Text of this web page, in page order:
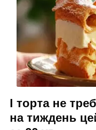
І торта не
на тиждень